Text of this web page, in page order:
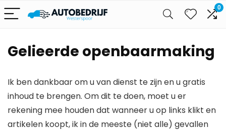
0
Gelieerde openbaarmaking
Ik ben dankbaar om u van dienst te zijn en u gratis
inhoud te brengen. Om dit te doen, moet u er
rekening mee houden dat wanneer u op links klikt en
artikelen koopt, ik in de meeste (niet alle) gevallen